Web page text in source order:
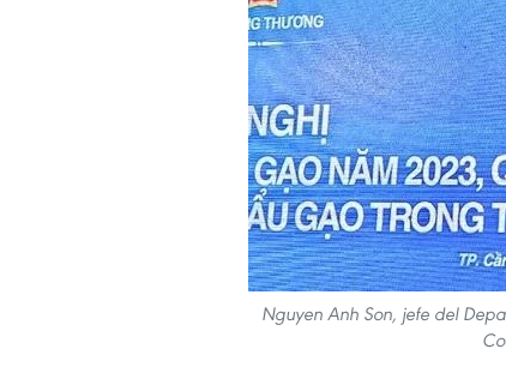
Nguyen Anh Son, jefe del